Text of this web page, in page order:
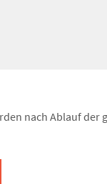
nach Ablauf der